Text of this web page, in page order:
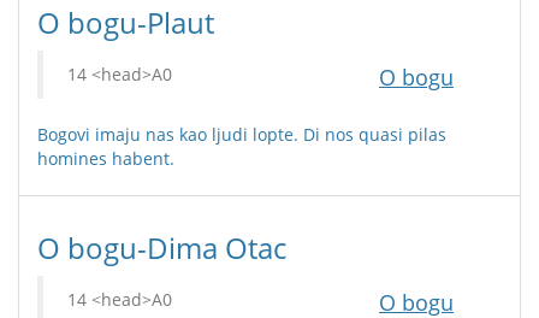
O bogu-Plaut
O bogu
Bogovi imaju nas kao ljudi lopte. Di nos quasi pilas
homines habent.
O bogu-Dima Otac
O bogu